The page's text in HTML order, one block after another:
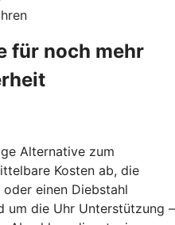
für noch mehr
Alternative zum
Kosten ab, die
einen Diebstahl
um die Uhr Unterstützung –